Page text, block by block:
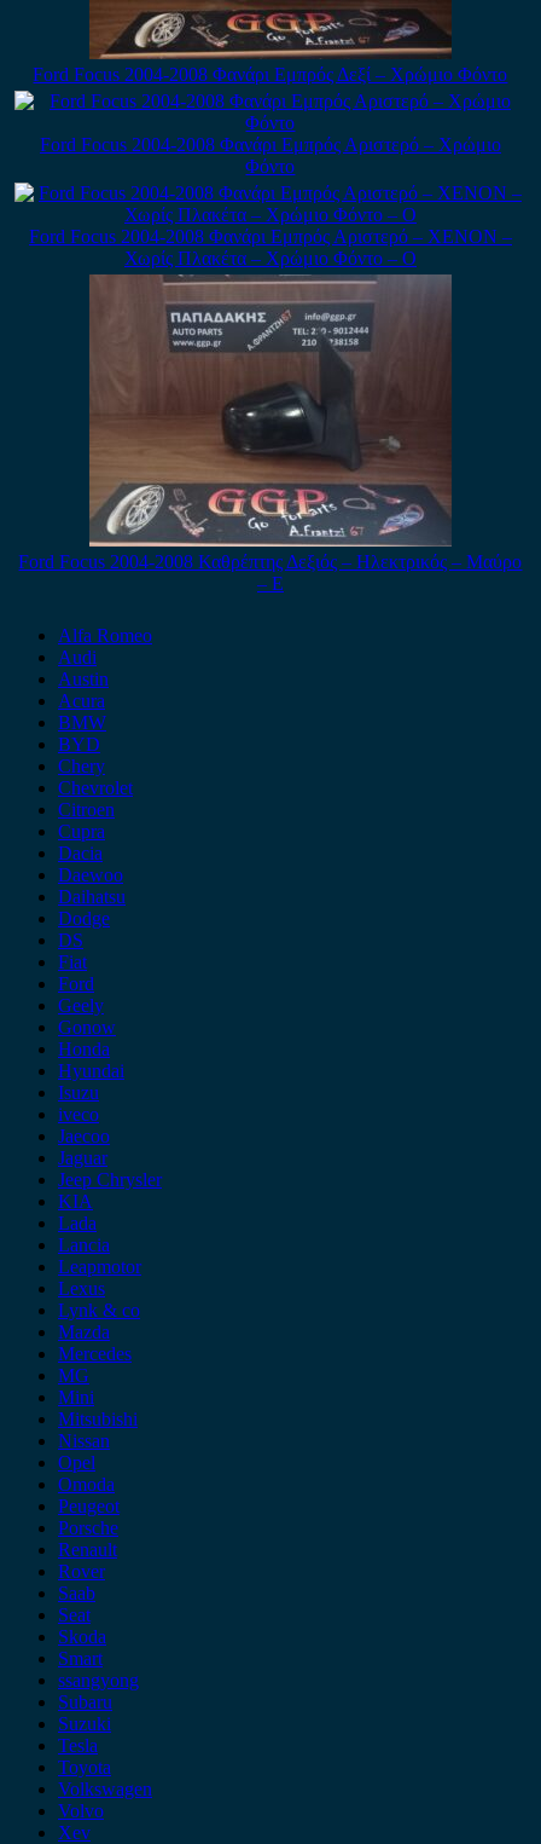
Ford Focus 2004-2008 Φανάρι Εμπρός Δεξί – Χρώμιο Φόντο
Ford Focus 2004-2008 Φανάρι Εμπρός Αριστερό – Χρώμιο
Φόντο
Ford Focus 2004-2008 Φανάρι Εμπρός Αριστερό – XENON –
Χωρίς Πλακέτα – Χρώμιο Φόντο – Ο
Ford Focus 2004-2008 Καθρέπτης Δεξιός – Ηλεκτρικός – Μαύρο
– Ε
Alfa Romeo
Audi
Austin
Acura
BMW
BYD
Chery
Chevrolet
Citroen
Cupra
Dacia
Daewoo
Daihatsu
Dodge
DS
Fiat
Ford
Geely
Gonow
Honda
Hyundai
Isuzu
iveco
Jaecoo
Jaguar
Jeep Chrysler
KIA
Lada
Lancia
Leapmotor
Lexus
Lynk & co
Mazda
Mercedes
MG
Mini
Mitsubishi
Nissan
Opel
Omoda
Peugeot
Porsche
Renault
Rover
Saab
Seat
Skoda
Smart
ssangyong
Subaru
Suzuki
Tesla
Toyota
Volkswagen
Volvo
Xev